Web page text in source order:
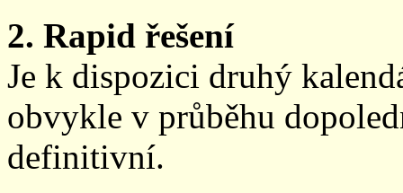
2. Rapid řešení
Je k dispozici druhý
obvykle v průběhu
definitivní.